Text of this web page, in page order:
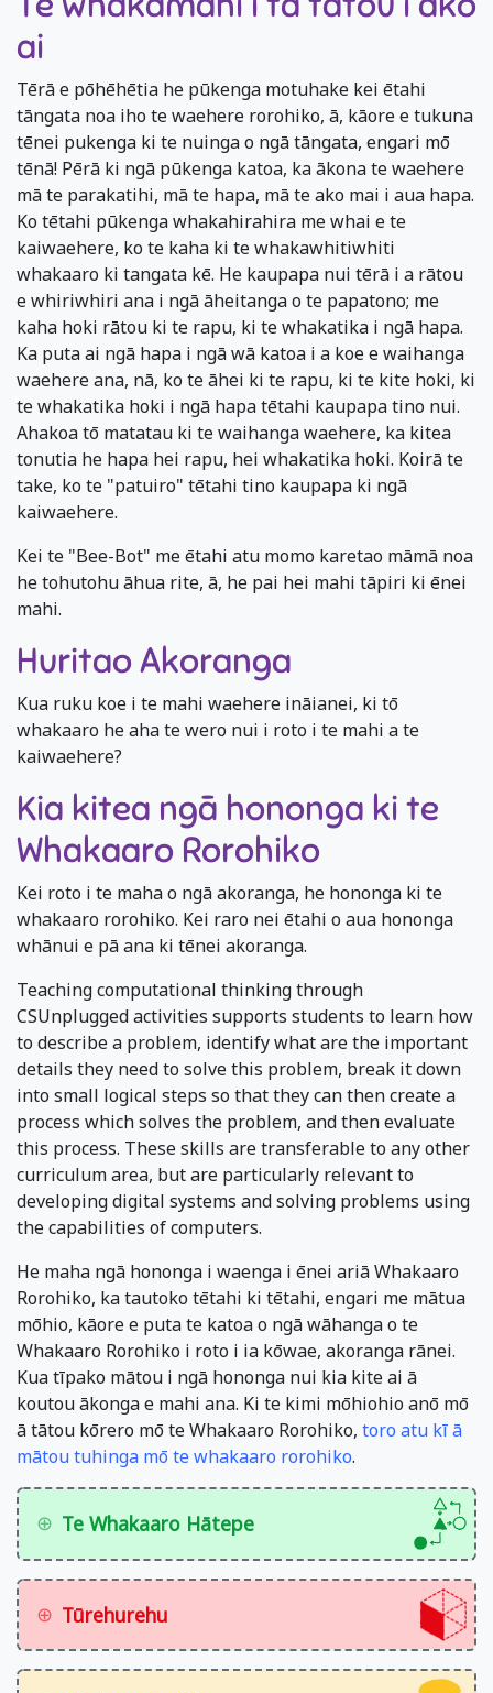
ai
Tērā e pōhēhētia he pūkenga motuhake kei ētahi
tāngata noa iho te waehere rorohiko, ā, kāore e tukuna
tēnei pukenga ki te nuinga o ngā tāngata, engari mō
tēnā! Pērā ki ngā pūkenga katoa, ka ākona te waehere
mā te parakatihi, mā te hapa, mā te ako mai i aua hapa.
Ko tētahi pūkenga whakahirahira me whai e te
kaiwaehere, ko te kaha ki te whakawhitiwhiti
whakaaro ki tangata kē. He kaupapa nui tērā i a rātou
e whiriwhiri ana i ngā āheitanga o te papatono; me
kaha hoki rātou ki te rapu, ki te whakatika i ngā hapa.
Ka puta ai ngā hapa i ngā wā katoa i a koe e waihanga
waehere ana, nā, ko te āhei ki te rapu, ki te kite hoki, ki
te whakatika hoki i ngā hapa tētahi kaupapa tino nui.
Ahakoa tō matatau ki te waihanga waehere, ka kitea
tonutia he hapa hei rapu, hei whakatika hoki. Koirā te
take, ko te "patuiro" tētahi tino kaupapa ki ngā
kaiwaehere.
Kei te "Bee-Bot" me ētahi atu momo karetao māmā noa
he tohutohu āhua rite, ā, he pai hei mahi tāpiri ki ēnei
mahi.
Huritao Akoranga
Kua ruku koe i te mahi waehere ināianei, ki tō
whakaaro he aha te wero nui i roto i te mahi a te
kaiwaehere?
Kia kitea ngā hononga ki te
Whakaaro Rorohiko
Kei roto i te maha o ngā akoranga, he hononga ki te
whakaaro rorohiko. Kei raro nei ētahi o aua hononga
whānui e pā ana ki tēnei akoranga.
Teaching computational thinking through
CSUnplugged activities supports students to learn how
to describe a problem, identify what are the important
details they need to solve this problem, break it down
into small logical steps so that they can then create a
process which solves the problem, and then evaluate
this process. These skills are transferable to any other
curriculum area, but are particularly relevant to
developing digital systems and solving problems using
the capabilities of computers.
He maha ngā hononga i waenga i ēnei ariā Whakaaro
Rorohiko, ka tautoko tētahi ki tētahi, engari me mātua
mōhio, kāore e puta te katoa o ngā wāhanga o te
Whakaaro Rorohiko i roto i ia kōwae, akoranga rānei.
Kua tīpako mātou i ngā hononga nui kia kite ai ā
koutou ākonga e mahi ana. Ki te kimi mōhiohio anō mō
ā tātou kōrero mō te Whakaaro Rorohiko, toro atu kī ā
mātou tuhinga mō te whakaaro rorohiko.
Te Whakaaro Hātepe
Tūrehurehu